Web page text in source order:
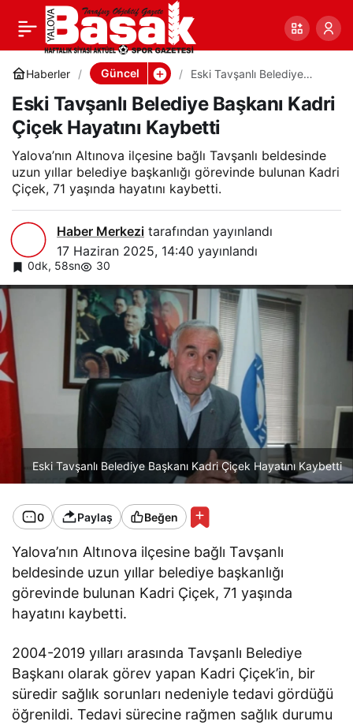
Haberler Güncel
Eski Tavşanlı Belediye
Hayatını Kaybetti
Eski Tavşanlı Belediye Başkanı Kadri
Çiçek Hayatını Kaybetti
Yalova’nın Altınova ilçesine bağlı Tavşanlı beldesinde
uzun yıllar belediye başkanlığı görevinde bulunan Kadri
Çiçek, 71 yaşında hayatını kaybetti.
Haber Merkezi tarafından yayınlandı
17 Haziran 2025, 14:40 yayınlandı
0dk, 58sn 30
Eski Tavşanlı Belediye Başkanı Kadri Çiçek Hayatını Kaybetti
0 Paylaş Beğen
Yalova’nın Altınova ilçesine bağlı Tavşanlı
beldesinde uzun yıllar belediye başkanlığı
görevinde bulunan Kadri Çiçek, 71 yaşında
hayatını kaybetti.
2004-2019 yılları arasında Tavşanlı Belediye
Başkanı olarak görev yapan Kadri Çiçek’in, bir
süredir sağlık sorunları nedeniyle tedavi gördüğü
öğrenildi. Tedavi sürecine rağmen sağlık durumu
Eski Tavşanlı Belediye
Başkanı Kadri Çiçek
Hayatını Kaybetti
0 Paylaş